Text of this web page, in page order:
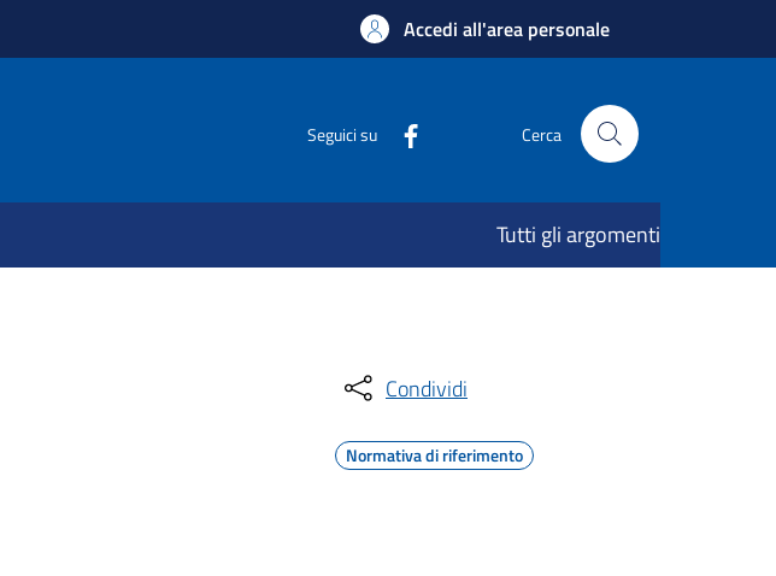
Accedi all'area personale
Seguici su Cerca
Tutti gli argomenti
Condividi
Normativa di riferimento